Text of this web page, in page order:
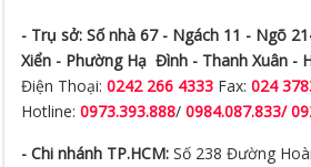
- Trụ sở: Số nhà 67 - Ngách 11 - Ngõ
Xiển - Phường Hạ Đình - Thanh Xuân -
Điện Thoại:0242 266 4333 Fax:024
Hotline:0973.393.888/0984.087.833/
- Chi nhánh TP.HCM: Số 238 Đường